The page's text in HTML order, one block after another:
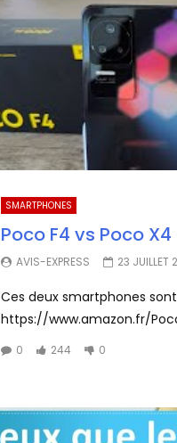
SMARTPHONES
Poco F4 vs Poco X4
AVIS-EXPRESS 23 JUILLET
Ces deux smartphones
https://www.amazon.fr/
0 244 0